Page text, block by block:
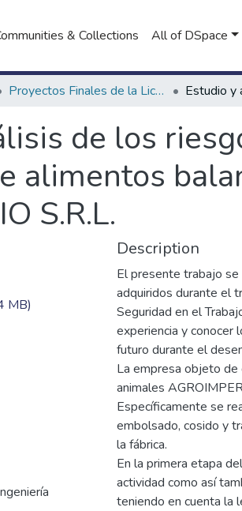
& Collections All of DSpace
Proyectos Finales de la Licenciatura en Seguridad e Higiene en el Trabajo
de los
alimentos
S.R.L.
MB)
Description
El presente trabajo se
adquiridos durante el
Seguridad en el
experiencia y conocer
futuro durante el
La empresa objeto
animales
Específicamente se
embolsado, cosido y
la fábrica.
En la primera etapa
actividad como así
teniendo en cuenta la